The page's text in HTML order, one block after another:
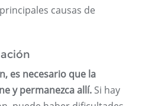
causas de
es necesario que la
y permanezca allí. Si hay